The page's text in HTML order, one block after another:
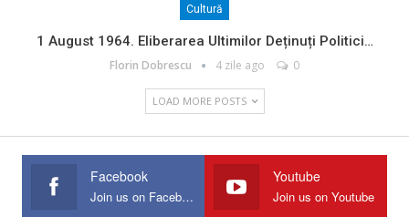
Cultură
1 August 1964. Eliberarea Ultimilor Deținuți Politici…
Florin Dobrescu 4 zile ago 0
LOAD MORE POSTS
Facebook
Join us on Facebook
Youtube
Join us on Youtube